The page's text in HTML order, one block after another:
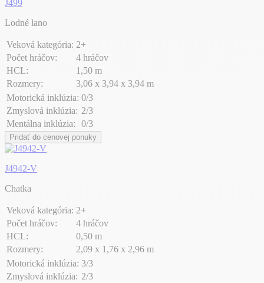
J499
Lodné lano
Veková kategória: 2+
Počet hráčov:
4 hráčov
HCL:
1,50 m
Rozmery:
3,06 x 3,94 x 3,94 m
Motorická inklúzia: 0/3
Zmyslová inklúzia: 2/3
Mentálna inklúzia:
0/3
Pridať do cenovej ponuky
J4942-V
Chatka
Veková kategória: 2+
Počet hráčov:
4 hráčov
HCL:
0,50 m
Rozmery:
2,09 x 1,76 x 2,96 m
Motorická inklúzia: 3/3
Zmyslová inklúzia: 2/3